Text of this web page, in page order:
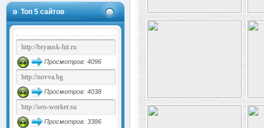
Топ 5 сайтов
Просмотров: 4096
Просмотров: 4038
Просмотров: 3386